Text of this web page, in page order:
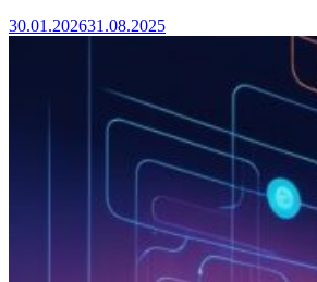
30.01.202631.08.2025